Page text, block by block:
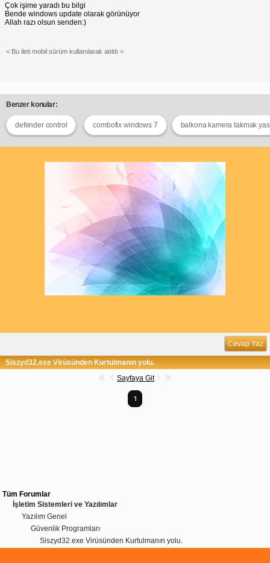
Çok işime yaradı bu bilgi
Bende windows update olarak görünüyor
Allah razı olsun senden:)
< Bu ileti mobil sürüm kullanılarak atıldı >
Benzer konular:
defender control combofix windows 7 balkona kamera takmak
Cevap Yaz
Siszyd32.exe Virüsünden Kurtulmanın yolu.
Sayfaya Git
1
Tüm Forumlar
İşletim Sistemleri ve Yazılımlar
Yazılım Genel
Güvenlik Programları
Siszyd32.exe Virüsünden Kurtulmanın yolu.